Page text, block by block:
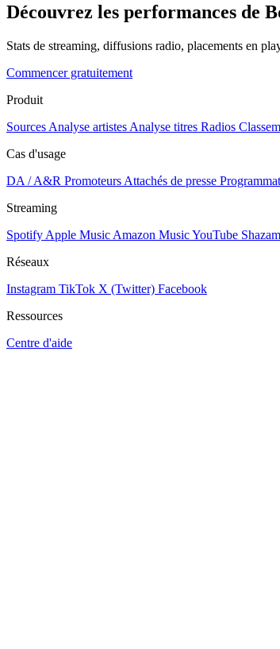
Découvrez les performances de
Stats de streaming, diffusions radio, placements en
Commencer gratuitement
Produit
Sources Analyse artistes Analyse titres Radios
Cas d'usage
DA / A&R Promoteurs Attachés de presse
Streaming
Spotify Apple Music Amazon MusicYouTube Shazam
Réseaux
Instagram TikTok X (Twitter) Facebook
Ressources
Centre d'aide